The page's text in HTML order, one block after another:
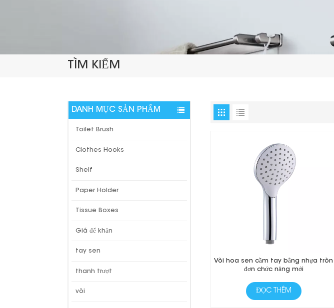
TÌM KIẾM
DANH MỤC SẢN PHẨM
Toilet Brush
Clothes Hooks
Shelf
Paper Holder
Tissue Boxes
Giá để khăn
tay sen
thanh trượt
vòi
Vòi hoa sen cầm tay bằng nhựa tròn
đơn chức năng mới
ĐỌC THÊM